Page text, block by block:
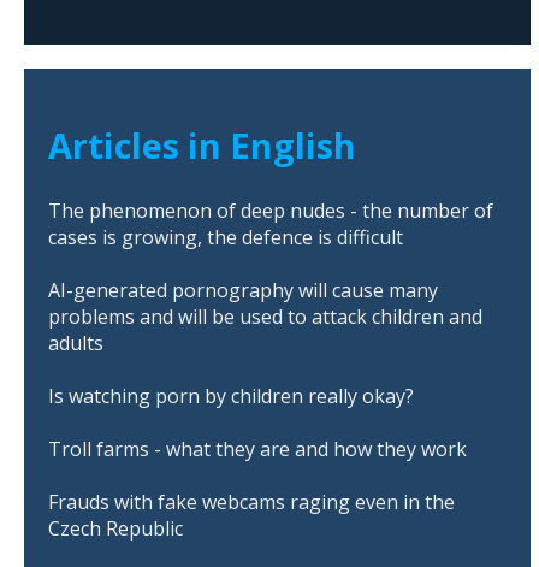
Articles in English
The phenomenon of deep nudes - the number of
cases is growing, the defence is difficult
AI-generated pornography will cause many
problems and will be used to attack children and
adults
Is watching porn by children really okay?
Troll farms - what they are and how they work
Frauds with fake webcams raging even in the
Czech Republic